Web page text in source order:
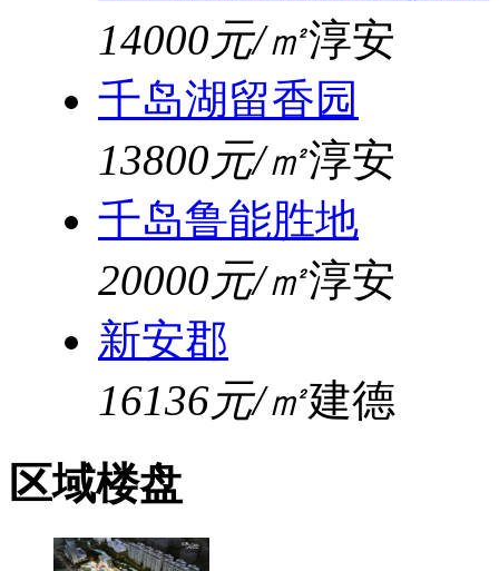
14000元/㎡淳安
千岛湖留香园
13800元/㎡淳安
千岛鲁能胜地
20000元/㎡淳安
新安郡
16136元/㎡建德
区域楼盘